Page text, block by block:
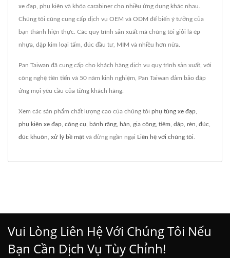
xe đạp, phụ kiện và khóa carabiner cho nhiều ứng dụng khác nhau.
Chúng tôi cũng cung cấp dịch vụ OEM và ODM để biến ý tưởng của
bạn thành hiện thực. Các quy trình sản xuất mà chúng tôi giỏi là ép
nhựa, dập kim loại tấm, đúc đầu tư, MIM và nhiều hơn nữa.
Pan Taiwan đã cung cấp cho khách hàng dịch vụ quy trình sản xuất, với
công nghệ tiên tiến và 50 năm kinh nghiệm, Pan Taiwan đảm bảo đáp
ứng mọi yêu cầu của từng khách hàng.
Xem các sản phẩm chất lượng cao của chúng tôi phụ tùng xe đạp
phụ kiện xe đạp công cụ bánh răng hàn gia công tiêm dập rèn đúc
đúc khuôn xử lý bề mặt và đừng ngần ngại Liên hệ với chúng tôi
Vui Lòng Liên Hệ Với Chúng Tôi Nếu
Bạn Cần Dịch Vụ Tùy Chỉnh!